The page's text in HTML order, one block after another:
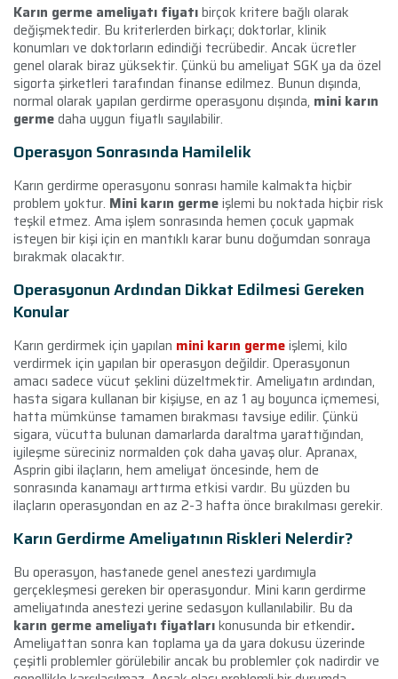
Karın germe ameliyatı fiyatıbirçok kritere bağlı olarak
değişmektedir. Bu kriterlerden birkaçı; doktorlar, klinik
konumları ve doktorların edindiği tecrübedir. Ancak ücretler
genel olarak biraz yüksektir. Çünkü bu ameliyat SGK ya da özel
sigorta şirketleri tarafından finanse edilmez. Bunun dışında,
normal olarak yapılan gerdirme operasyonu dışında, mini karın
germedaha uygun fiyatlı sayılabilir.
Operasyon Sonrasında Hamilelik
Karın gerdirme operasyonu sonrası hamile kalmakta hiçbir
problem yoktur. Mini karın germeişlemi bu noktada hiçbir risk
teşkil etmez. Ama işlem sonrasında hemen çocuk yapmak
isteyen bir kişi için en mantıklı karar bunu doğumdan sonraya
bırakmak olacaktır.
Operasyonun Ardından Dikkat Edilmesi Gereken
Konular
Karın gerdirmek için yapılan mini karın germeişlemi, kilo
verdirmek için yapılan bir operasyon değildir. Operasyonun
amacı sadece vücut şeklini düzeltmektir. Ameliyatın ardından,
hasta sigara kullanan bir kişiyse, en az 1 ay boyunca içmemesi,
hatta mümkünse tamamen bırakması tavsiye edilir. Çünkü
sigara, vücutta bulunan damarlarda daraltma yarattığından,
iyileşme süreciniz normalden çok daha yavaş olur. Apranax,
Asprin gibi ilaçların, hem ameliyat öncesinde, hem de
sonrasında kanamayı arttırma etkisi vardır. Bu yüzden bu
ilaçların operasyondan en az 2-3 hafta önce bırakılması gerekir.
Karın Gerdirme Ameliyatının Riskleri Nelerdir?
Bu operasyon, hastanede genel anestezi yardımıyla
gerçekleşmesi gereken bir operasyondur. Mini karın gerdirme
ameliyatında anestezi yerine sedasyon kullanılabilir. Bu da
karın germe ameliyatı fiyatlarıkonusunda bir etkendir.
Ameliyattan sonra kan toplama ya da yara dokusu üzerinde
çeşitli problemler görülebilir ancak bu problemler çok nadirdir ve